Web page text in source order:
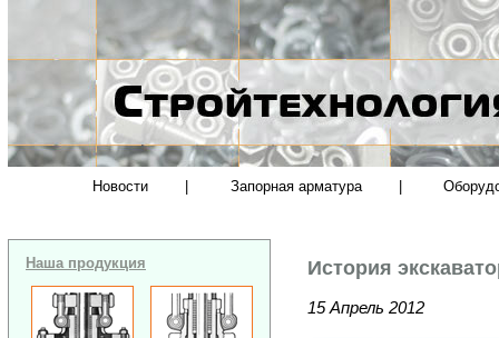
Новости Запорная арматура
Наша продукция История
15 Апрель 2012